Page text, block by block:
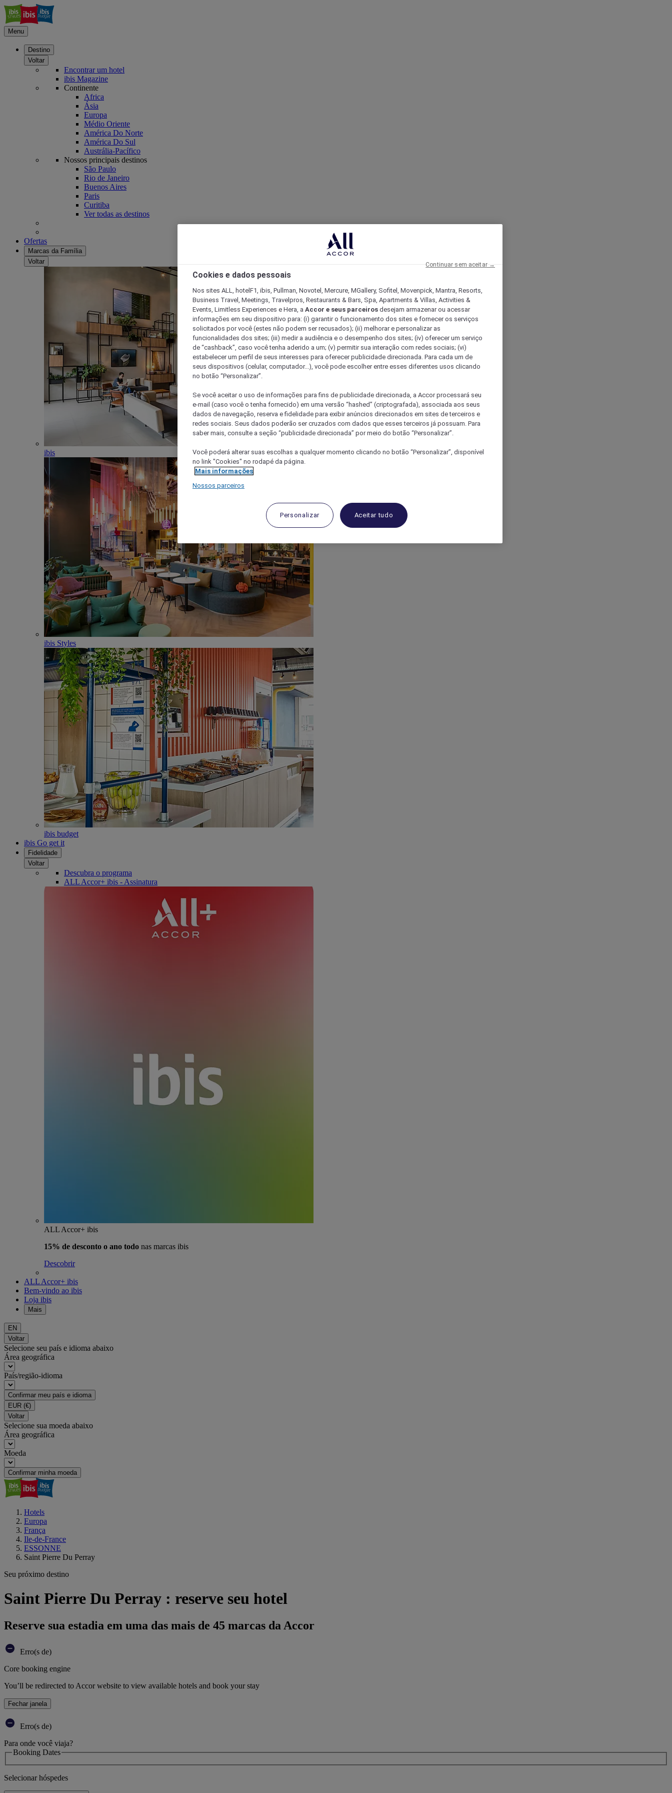
Menu
Destino
Voltar
Encontrar um hotel
ibis Magazine
Continente
Africa
Ásia
Europa
Médio Oriente
América Do Norte
América Do Sul
Austrália-Pacífico
Nossos principais destinos
São Paulo
Rio de Janeiro
Buenos Aires
Paris
Curitiba
Ver todas as destinos
Ofertas
Marcas da Família
Voltar
ibis
ibis Styles
ibis budget
ibis Go get it
Fidelidade
Voltar
Descubra o programa
ALL Accor+ ibis - Assinatura
ALL Accor+ ibis
15% de desconto o ano todo nas marcas ibis
Descobrir
ALL Accor+ ibis
Bem-vindo ao ibis
Loja ibis
Mais
EN
Voltar
Selecione seu país e idioma abaixo
Área geográfica
País/região-idioma
Confirmar meu país e idioma
EUR (€)
Voltar
Selecione sua moeda abaixo
Área geográfica
Moeda
Confirmar minha moeda
Hotels
Europa
França
Ile-de-France
ESSONNE
Saint Pierre Du Perray
Seu próximo destino
Saint Pierre Du Perray : reserve seu hotel
Reserve sua estadia em uma das mais de 45 marcas da Accor
Erro(s de)
Core booking engine
You’ll be redirected to Accor website to view available hotels and book your stay
Fechar janela
Erro(s de)
Para onde você viaja?
Booking Dates
Selecionar hóspedes
Cookies e dados pessoais
Nos sites ALL, hotelF1, ibis, Pullman, Novotel, Mercure, MGallery, Sofitel, Movenpick, Mantra, Resorts,
Business Travel, Meetings, Travelpros, Restaurants & Bars, Spa, Apartments & Villas, Activities &
Events, Limitless Experiences e Hera, a Accor e seus parceiros desejam armazenar ou acessar
informações em seu dispositivo para: (i) garantir o funcionamento dos sites e fornecer os serviços
solicitados por você (estes não podem ser recusados); (ii) melhorar e personalizar as
funcionalidades dos sites; (iii) medir a audiência e o desempenho dos sites; (iv) oferecer um serviço
de “cashback”, caso você tenha aderido a um; (v) permitir sua interação com redes sociais; (vi)
estabelecer um perfil de seus interesses para oferecer publicidade direcionada. Para cada um de
seus dispositivos (celular, computador...), você pode escolher entre esses diferentes usos clicando
no botão “Personalizar”.
Se você aceitar o uso de informações para fins de publicidade direcionada, a Accor processará seu
e-mail (caso você o tenha fornecido) em uma versão “hashed” (criptografada), associada aos seus
dados de navegação, reserva e fidelidade para exibir anúncios direcionados em sites de terceiros e
redes sociais. Seus dados poderão ser cruzados com dados que esses terceiros já possuam. Para
saber mais, consulte a seção “publicidade direcionada” por meio do botão “Personalizar”.
Você poderá alterar suas escolhas a qualquer momento clicando no botão “Personalizar”, disponível
no link "Cookies" no rodapé da página.
Mais informações
Nossos parceiros
Personalizar Aceitar tudo
Continuar sem aceitar →